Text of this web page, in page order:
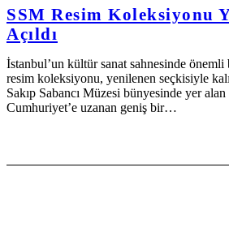
SSM Resim Koleksiyonu
Açıldı
İstanbul’un kültür sanat sahnesinde
resim koleksiyonu, yenilenen seçkisiyle
Sakıp Sabancı Müzesi bünyesinde yer
Cumhuriyet’e uzanan geniş bir…